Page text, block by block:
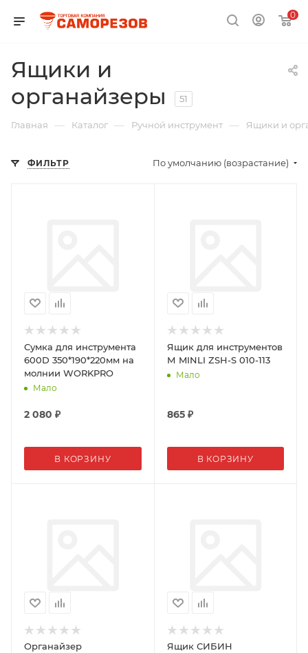
0
Ящики и
органайзеры
51
Главная — Каталог — Ручной инструмент — Ящики и
ФИЛЬТР По умолчанию (возрастание)
Сумка для инструмента
600D 350*190*220мм на
молнии WORKPRO
Мало
2 080 ₽
В КОРЗИНУ
Ящик для инструментов
М MINLI ZSH-S 010-113
Мало
865₽
В КОРЗИНУ
Органайзер
Ящик СИБИН